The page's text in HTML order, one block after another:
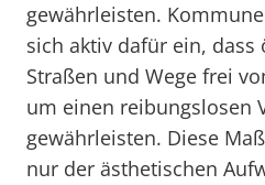
gewährleisten.
sich aktiv dafür ein, dass
Straßen und Wege frei
um einen reibungslosen
gewährleisten. Diese
nur der ästhetischen